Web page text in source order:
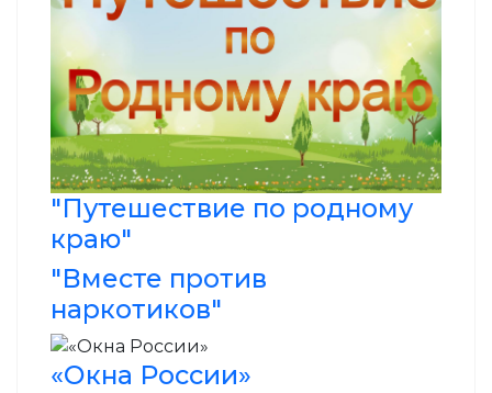
"Путешествие по родному
краю"
"Вместе против
наркотиков"
«Окна России»